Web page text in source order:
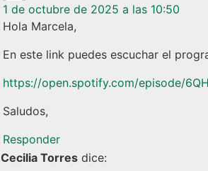
1 de octubre de 2025 a las 10:50
Hola Marcela,
En este link puedes escuchar el
https://open.spotify.com/episode/
Saludos,
Responder
Cecilia Torres dice: